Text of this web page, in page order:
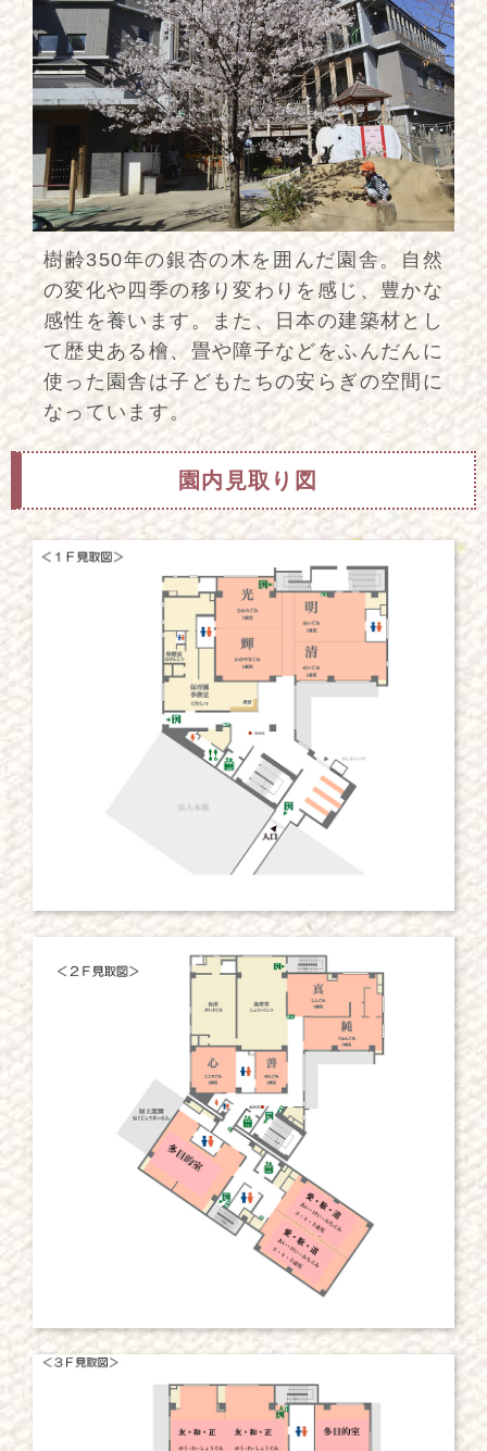
樹齢350年の銀杏の木を囲んだ園舎。自然
の変化や四季の移り変わりを感じ、豊かな
感性を養います。また、日本の建築材とし
て歴史ある檜、畳や障子などをふんだんに
使った園舎は子どもたちの安らぎの空間に
なっています。
園内見取り図